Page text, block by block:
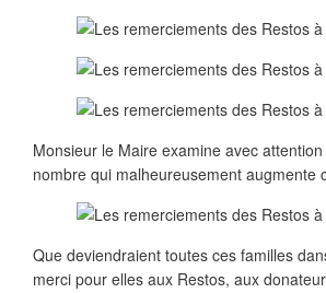
Monsieur le Maire examine avec
nombre qui malheureusement augmente
Que deviendraient toutes ces familles
merci pour elles aux Restos, aux